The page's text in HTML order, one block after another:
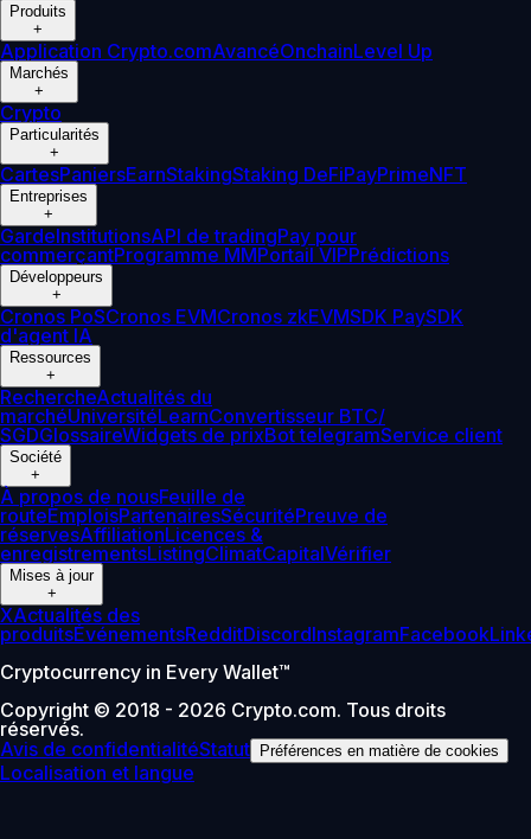
Produits
+
Application Crypto.comAvancéOnchainLevel Up
Marchés
+
Crypto
Particularités
+
CartesPaniersEarnStakingStaking DeFiPayPrimeNFT
Entreprises
+
GardeInstitutionsAPI de tradingPay pour
commerçantProgramme MMPortail VIPPrédictions
Développeurs
+
Cronos PoSCronos EVMCronos zkEVMSDK PaySDK
d'agent IA
Ressources
+
RechercheActualités du
marchéUniversitéLearnConvertisseur BTC/
SGDGlossaireWidgets de prixBot telegramService client
Société
+
À propos de nousFeuille de
routeEmploisPartenairesSécuritéPreuve de
réservesAffiliationLicences &
enregistrementsListingClimatCapitalVérifier
Mises à jour
+
XActualités des
produitsÉvénementsRedditDiscordInstagramFacebook
Cryptocurrency in Every Wallet™
Copyright © 2018 - 2026 Crypto.com. Tous droits
réservés.
Avis de confidentialitéStatut Préférences en matière de cookies
Localisation et langue